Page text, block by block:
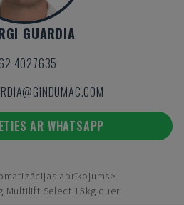
GUARDIA
4027635
AR WHATSAPP
aprīkojums
Multilift Select 15kg quer